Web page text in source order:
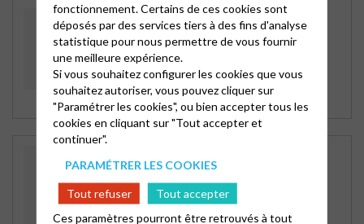
CAP ESPÉRANCES D’ERMONT-
TAVERNY
Ermont-Taverny
89bis rue du 18 Juin
95120 ERMONT
Dimanche 10 h 30
D’AUBERVILLIERS
Foyer Fraternel d\'Aubervilliers
195 avenue Victor Hugo
93300 AUBERVILLIERS
fonctionnement. Certains de ces cookies sont
déposés par des services tiers à des fins d'analyse
statistique pour nous permettre de vous fournir
une meilleure expérience.
Si vous souhaitez configurer les cookies que vous
souhaitez autoriser, vous pouvez cliquer sur
"Paramétrer les cookies", ou bien accepter tous les
cookies en cliquant sur "Tout accepter et
continuer".
PARAMÉTRER LES COOKIES
Tout refuser
Tout accepter
Ces paramètres pourront être retrouvés à tout